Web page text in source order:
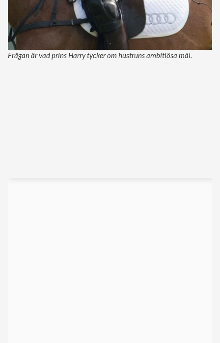
Frågan är vad prins Harry tycker om hustruns ambitiösa mål.